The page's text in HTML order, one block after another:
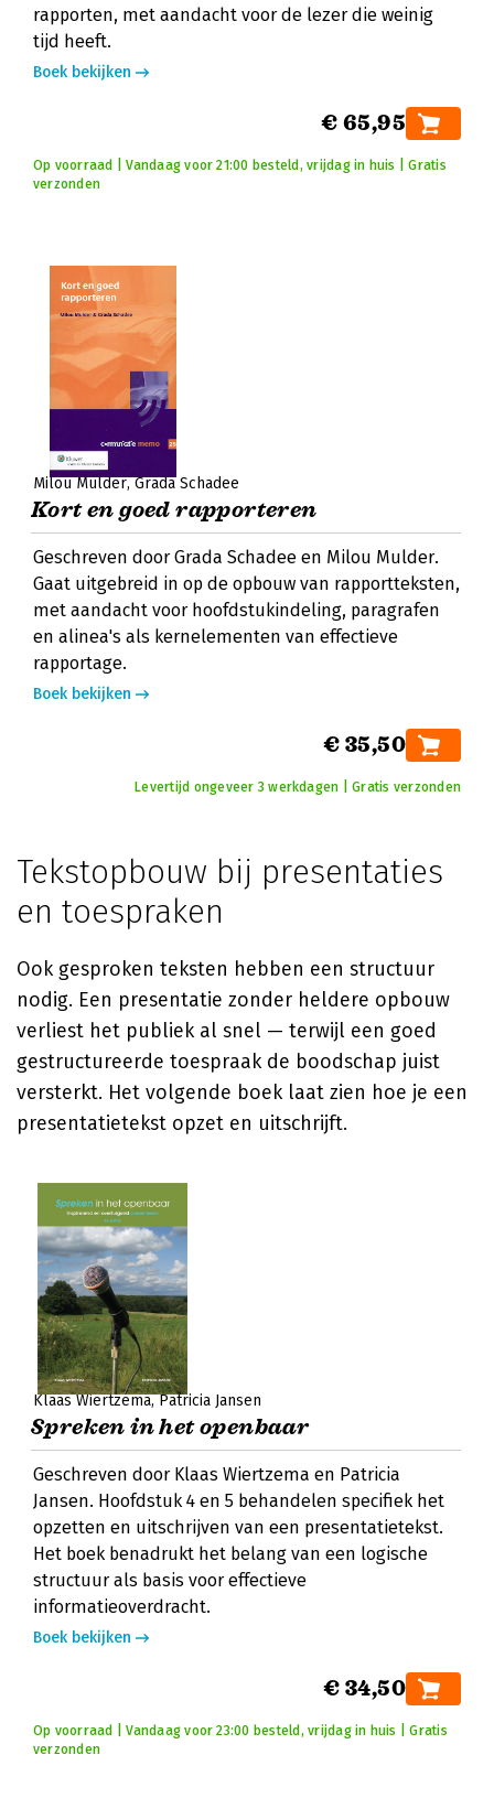
rapporten, met aandacht voor de lezer die weinig
tijd heeft.
Boek bekijken
€ 65,95
Op voorraad | Vandaag voor 21:00 besteld, vrijdag in huis | Gratis
verzonden
Milou Mulder Grada Schadee
Kort en goed rapporteren
Geschreven door Grada Schadee en Milou Mulder.
Gaat uitgebreid in op de opbouw van rapportteksten,
met aandacht voor hoofdstukindeling, paragrafen
en alinea's als kernelementen van effectieve
rapportage.
Boek bekijken
€ 35,50
Levertijd ongeveer 3 werkdagen | Gratis verzonden
Tekstopbouw bij presentaties
en toespraken
Ook gesproken teksten hebben een structuur
nodig. Een presentatie zonder heldere opbouw
verliest het publiek al snel — terwijl een goed
gestructureerde toespraak de boodschap juist
versterkt. Het volgende boek laat zien hoe je een
presentatietekst opzet en uitschrijft.
Klaas Wiertzema Patricia Jansen
Spreken in het openbaar
Geschreven door Klaas Wiertzema en Patricia
Jansen. Hoofdstuk 4 en 5 behandelen specifiek het
opzetten en uitschrijven van een presentatietekst.
Het boek benadrukt het belang van een logische
structuur als basis voor effectieve
informatieoverdracht.
Boek bekijken
€ 34,50
Op voorraad | Vandaag voor 23:00 besteld, vrijdag in huis | Gratis
verzonden